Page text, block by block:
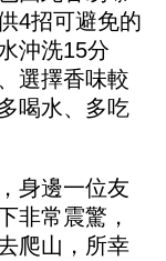
4招可避免的
沖洗15分
選擇香味較
喝水、多吃
身邊一位友
非常震驚，
爬山，所幸